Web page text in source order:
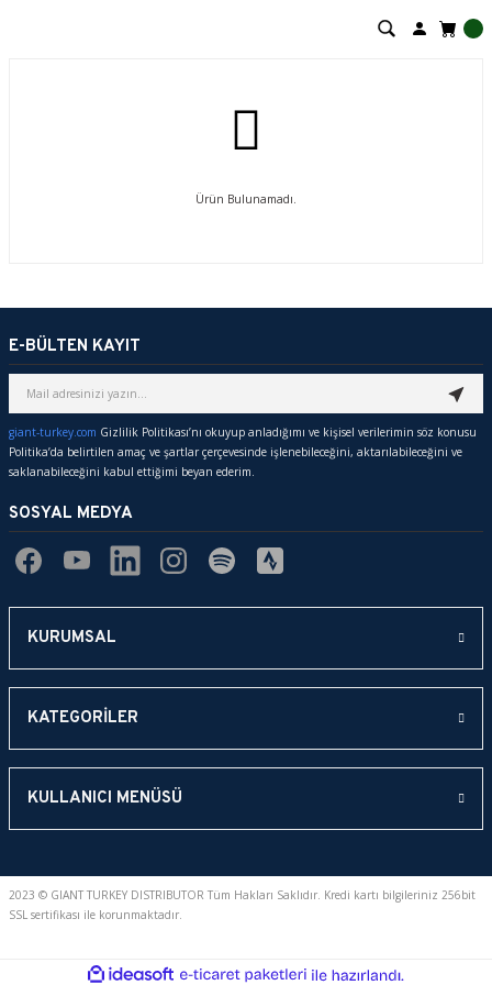
Ürün Bulunamadı.
E-BÜLTEN KAYIT
giant-turkey.com Gizlilik Politikası’nı okuyup anladığımı ve kişisel verilerimin söz konusu
Politika’da belirtilen amaç ve şartlar çerçevesinde işlenebileceğini, aktarılabileceğini ve
saklanabileceğini kabul ettiğimi beyan ederim.
SOSYAL MEDYA
KURUMSAL
KATEGORİLER
KULLANICI MENÜSÜ
2023 © GIANT TURKEY DISTRIBUTOR Tüm Hakları Saklıdır. Kredi kartı bilgileriniz 256bit
SSL sertifikası ile korunmaktadır.
ideasoft e-